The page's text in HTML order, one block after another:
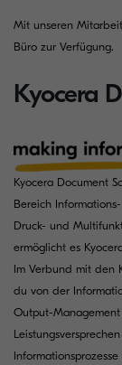
Mit unseren
Büro zur Verfügung.
Kyocera
Kyocera Document
Bereich
Druck- und
ermöglicht es
Im Verbund mit den
du von der
Output-